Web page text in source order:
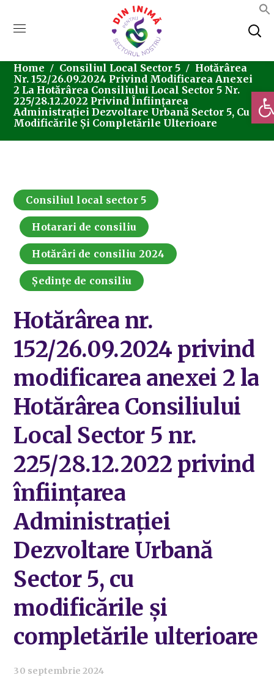
Home Consiliul Local Sector 5
Hotărârea
Nr. 152/26.09.2024 Privind Modificarea Anexei
2 La Hotărârea Consiliului Local Sector 5 Nr.
225/28.12.2022 Privind Înființarea
Administrației Dezvoltare Urbană Sector 5, Cu
Modificările Și Completările Ulterioare
Consiliul local sector 5
Hotarari de consiliu
Hotărâri de consiliu 2024
Ședințe de consiliu
Hotărârea nr.
152/26.09.2024 privind
modificarea anexei 2 la
Hotărârea Consiliului
Local Sector 5 nr.
225/28.12.2022 privind
înființarea
Administrației
Dezvoltare Urbană
Sector 5, cu
modificările și
completările ulterioare
30 septembrie 2024